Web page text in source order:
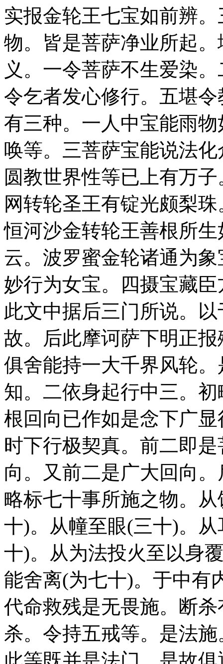
实报金轮王七宝如前辨
物。皆是菩萨净业所起
义。一令菩萨不生爱染
令乞者发心修行。五堪
有三种。一人中宝能雨
唤等。三菩萨宝能说法
圆教世界性等已上有万
网转轮圣王有锭光颇梨
恒河沙金转轮王善根所
云。波罗蜜金轮诸通为
妙行为女宝。四摄宝藏
此文中据后三门所说。
故。后此摩诃萨下明正
俱舍能持一大千界风轮
知。二依身起行中三。
根回向已作如是念下广
时下行极契真。前二即
向。又前二是广大回向
略标七十事所施之物。
十)。从幢至眼(三十)。
十)。从为法投火至以身
能舍离(为七十)。于中有
代命救残是无畏施。断
杀。令持五戒等。是法